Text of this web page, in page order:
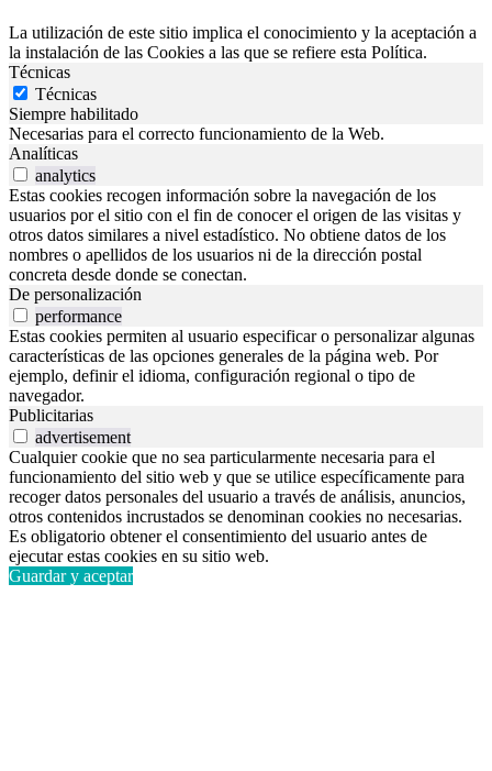
La utilización de este sitio implica el conocimiento y la aceptación a
la instalación de las Cookies a las que se refiere esta Política.
Técnicas
Técnicas
Siempre habilitado
Necesarias para el correcto funcionamiento de la Web.
Analíticas
analytics
Estas cookies recogen información sobre la navegación de los
usuarios por el sitio con el fin de conocer el origen de las visitas y
otros datos similares a nivel estadístico. No obtiene datos de los
nombres o apellidos de los usuarios ni de la dirección postal
concreta desde donde se conectan.
De personalización
performance
Estas cookies permiten al usuario especificar o personalizar algunas
características de las opciones generales de la página web. Por
ejemplo, definir el idioma, configuración regional o tipo de
navegador.
Publicitarias
advertisement
Cualquier cookie que no sea particularmente necesaria para el
funcionamiento del sitio web y que se utilice específicamente para
recoger datos personales del usuario a través de análisis, anuncios,
otros contenidos incrustados se denominan cookies no necesarias.
Es obligatorio obtener el consentimiento del usuario antes de
ejecutar estas cookies en su sitio web.
Guardar y aceptar